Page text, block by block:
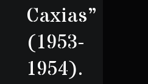
Caxias”
(1953-
1954).